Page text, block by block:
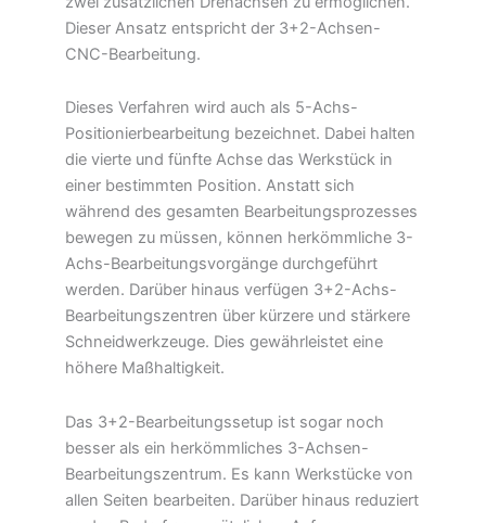
Dieser Ansatz entspricht der 3+2-Achsen-
CNC-Bearbeitung.
Dieses Verfahren wird auch als 5-Achs-
Positionierbearbeitung bezeichnet. Dabei halten
die vierte und fünfte Achse das Werkstück in
einer bestimmten Position. Anstatt sich
während des gesamten Bearbeitungsprozesses
bewegen zu müssen, können herkömmliche 3-
Achs-Bearbeitungsvorgänge durchgeführt
werden. Darüber hinaus verfügen 3+2-Achs-
Bearbeitungszentren über kürzere und stärkere
Schneidwerkzeuge. Dies gewährleistet eine
höhere Maßhaltigkeit.
Das 3+2-Bearbeitungssetup ist sogar noch
besser als ein herkömmliches 3-Achsen-
Bearbeitungszentrum. Es kann Werkstücke von
allen Seiten bearbeiten. Darüber hinaus reduziert